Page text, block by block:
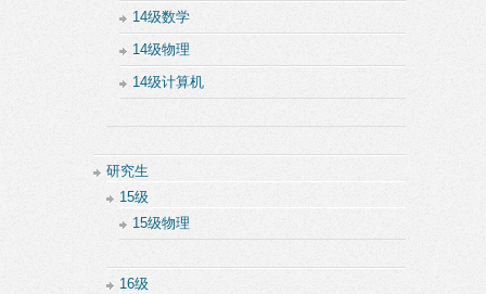
14级数学
14级物理
14级计算机
研究生
15级
15级物理
16级